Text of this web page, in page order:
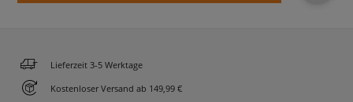
Lieferzeit 3-5 Werktage
Kostenloser Versand ab 149,99 €